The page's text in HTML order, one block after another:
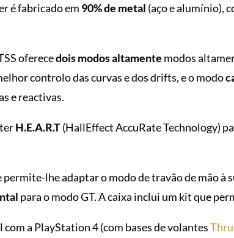
é fabricado em 90% de metal (aço e alumínio),
oferecedois modos altamente modos
controlo das curvas e dos drifts, e o modo
e reactivas.
H.E.A.R.T(HallEffect AccuRate Technology)
lhe adaptar o modo de travão de mão à
para o modo GT. A caixa inclui um kit que
a PlayStation 4 (com bases de volantes